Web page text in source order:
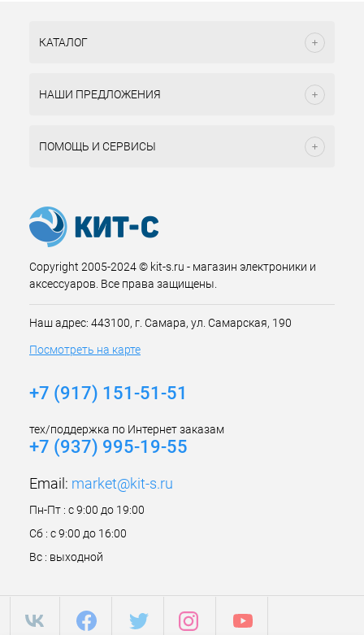
КАТАЛОГ
НАШИ ПРЕДЛОЖЕНИЯ
ПОМОЩЬ И СЕРВИСЫ
Copyright 2005-2024 © kit-s.ru - магазин электроники и
аксессуаров. Все права защищены.
Наш адрес: 443100, г. Самара, ул. Самарская, 190
Посмотреть на карте
+7 (917) 151-51-51
тех/поддержка по Интернет заказам
+7 (937) 995-19-55
Email: market@kit-s.ru
Пн-Пт : с 9:00 до 19:00
Сб : с 9:00 до 16:00
Вс : выходной